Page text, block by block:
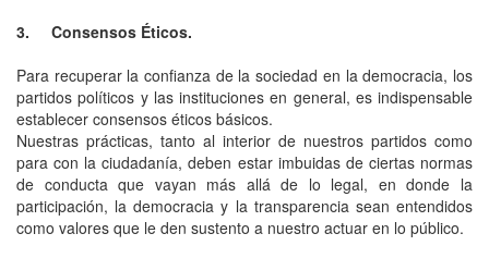
3. Consensos Éticos.
Para recuperar la confianza de la sociedad en la democracia, los
partidos políticos y las instituciones en general, es indispensable
establecer consensos éticos básicos.
Nuestras prácticas, tanto al interior de nuestros partidos como
para con la ciudadanía, deben estar imbuidas de ciertas normas
de conducta que vayan más allá de lo legal, en donde la
participación, la democracia y la transparencia sean entendidos
como valores que le den sustento a nuestro actuar en lo público.